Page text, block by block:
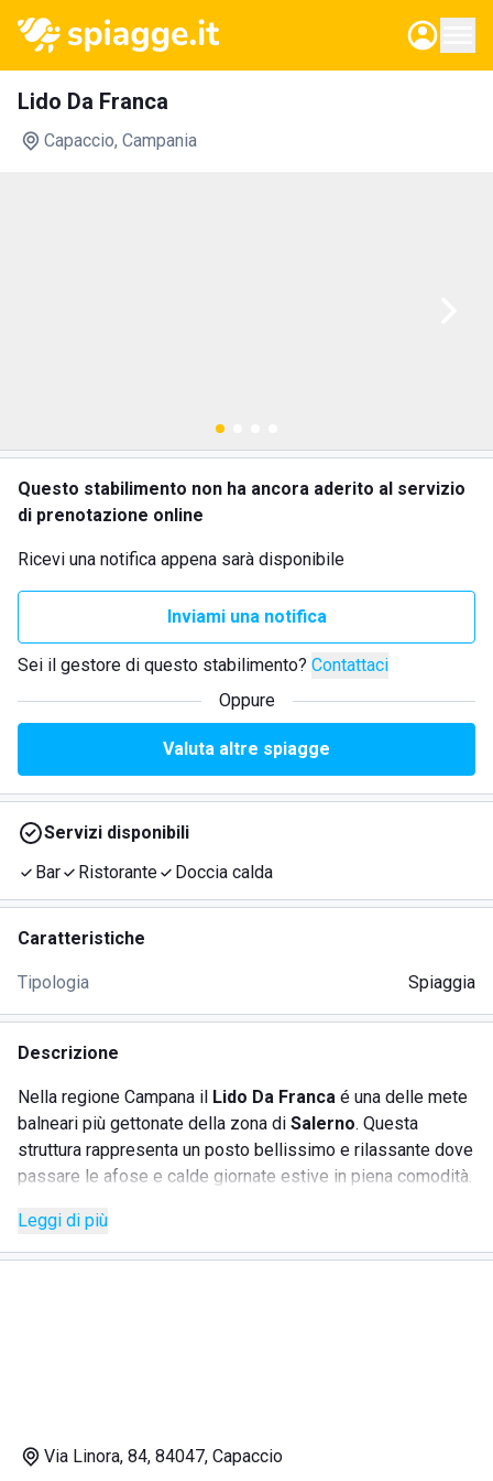
Lido Da Franca
Capaccio, Campania
Questo stabilimento non ha ancora aderito al servizio
di prenotazione online
Ricevi una notifica appena sarà disponibile
Inviami una notifica
Sei il gestore di questo stabilimento? Contattaci
Oppure
Valuta altre spiagge
Servizi disponibili
Bar
Ristorante Doccia calda
Caratteristiche
Tipologia Spiaggia
Descrizione
Nella regione Campana il Lido Da Franca é una delle mete
balneari più gettonate della zona di Salerno. Questa
struttura rappresenta un posto bellissimo e rilassante dove
passare le afose e calde giornate estive in piena comodità.
fondamentali in una zona balneare. Il Lido Da Franca, infatti,
é noto per il suo ottimoristorantecaratterizzato da un
un'intera giornata.
Leggi di più
Via Linora, 84, 84047, Capaccio